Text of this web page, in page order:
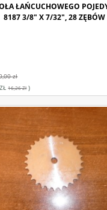
ŁAŃCUCHOWEGO
8187 3/8" X 7/32", 28 ZĘBÓW
zł
16,26 Zł)